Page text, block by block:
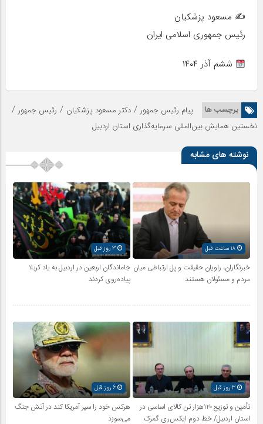
✍️ مسعود پزشکیان
رئیس جمهوری اسلامی ایران
ششم آذر ۱۴۰۴
برچسب ها پیام رئیس جمهور / دکتر مسعود پزشکیان / رئیس جمهور /
نخستین همایش بین‌المللی سرمایه‌گذاری استان اردبیل
نوشته های مشابه
18 ساعت قبل
خبرنگاران، راویان حقیقت و پل ارتباطی میان
مردم و مسئولان هستند
جاماندگان اربعین در اردبیل به یاد کربلا
پیاده‌روی کردند
3 روز قبل
تأمین و توزیع ۱۲۰هزار تن کالای اساسی در
استان اردبیل/ خط دوم ایکس‌ری گمرک
هرکس خود را سپر آمریکا کند در آتش جنگ
می‌سوزد